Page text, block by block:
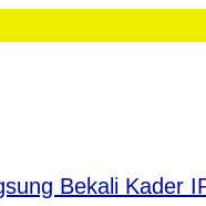
Bekali Kader